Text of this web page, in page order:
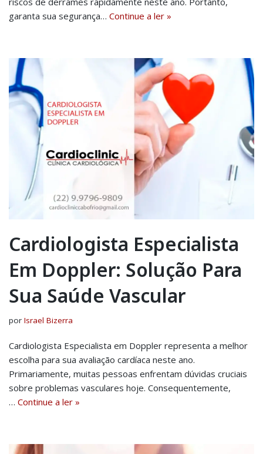
garanta sua segurança… Continue a ler »
Cardiologista Especialista
Em Doppler: Solução Para
Sua Saúde Vascular
por Israel Bizerra
Cardiologista Especialista em Doppler representa a melhor
escolha para sua avaliação cardíaca neste ano.
Primariamente, muitas pessoas enfrentam dúvidas cruciais
sobre problemas vasculares hoje. Consequentemente,
… Continue a ler »